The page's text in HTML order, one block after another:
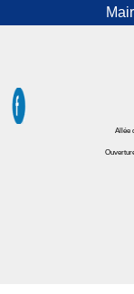
Allée